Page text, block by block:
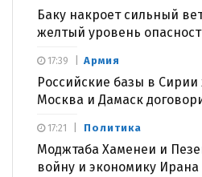
Баку накроет сильный
желтый уровень
Армия
Российские базы в
Москва и Дамаск
17:39
Политика
Моджтаба Хаменеи и
войну и экономику Ирана
17:21